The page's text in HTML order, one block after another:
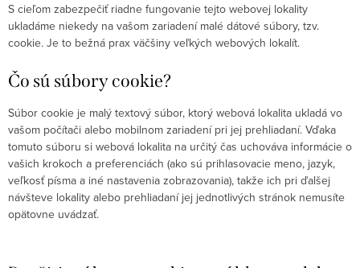
S cieľom zabezpečiť riadne fungovanie tejto webovej lokality
ukladáme niekedy na vašom zariadení malé dátové súbory, tzv.
cookie. Je to bežná prax väčšiny veľkých webových lokalít.
Čo sú súbory cookie?
Súbor cookie je malý textový súbor, ktorý webová lokalita ukladá vo
vašom počítači alebo mobilnom zariadení pri jej prehliadaní. Vďaka
tomuto súboru si webová lokalita na určitý čas uchováva informácie o
vašich krokoch a preferenciách (ako sú prihlasovacie meno, jazyk,
veľkosť písma a iné nastavenia zobrazovania), takže ich pri ďalšej
návšteve lokality alebo prehliadaní jej jednotlivých stránok nemusíte
opätovne uvádzať.